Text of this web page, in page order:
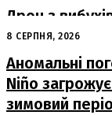
Дрон з
Лейпцига:
8 СЕРПНЯ, 2026
Аномальні
Niño загрожує
зимовий